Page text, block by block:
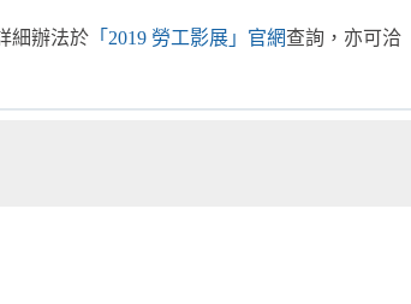
細辦法於 「2019 勞工影展」官網查詢，亦可洽